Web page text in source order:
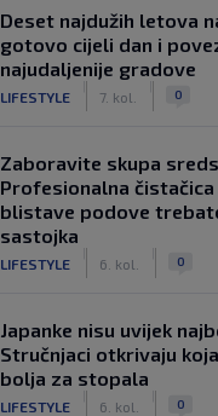
Deset najdužih letova
gotovo cijeli dan i
najudaljenije gradove
LIFESTYLE 7. kol. 0
Zaboravite skupa
Profesionalna
blistave podove
sastojka
LIFESTYLE 6. kol. 0
Japanke nisu uvijek
Stručnjaci otkrivaju
bolja za stopala
LIFESTYLE 6. kol. 0